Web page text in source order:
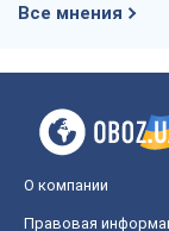
Все мнения
О компании
Правовая